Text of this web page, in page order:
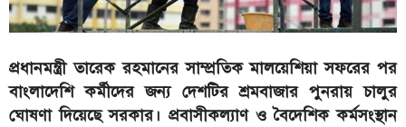
প্রধানমন্ত্রী তারেক রহমানের সাম্প্রতিক মালয়েশিয়া সফরের পর
বাংলাদেশি কর্মীদের জন্য দেশটির শ্রমবাজার পুনরায় চালুর
ঘোষণা দিয়েছে সরকার। প্রবাসীকল্যাণ ও বৈদেশিক কর্মসংস্থান